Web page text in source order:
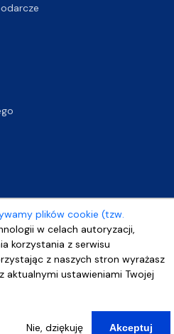
plików cookie (tzw.
w celach autoryzacji,
korzystania z serwisu
z naszych stron wyrażasz
aktualnymi ustawieniami Twojej
Nie, dziękuję Akceptuj